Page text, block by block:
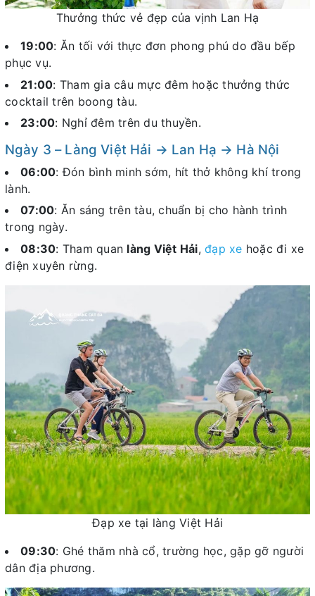
Thưởng thức vẻ đẹp của vịnh Lan Hạ
19:00: Ăn tối với thực đơn phong phú do đầu bếp
phục vụ.
21:00: Tham gia câu mực đêm hoặc thưởng thức
cocktail trên boong tàu.
23:00: Nghỉ đêm trên du thuyền.
Ngày 3 – Làng Việt Hải → Lan Hạ → Hà Nội
06:00: Đón bình minh sớm, hít thở không khí trong
lành.
07:00: Ăn sáng trên tàu, chuẩn bị cho hành trình
trong ngày.
08:30: Tham quan làng Việt Hải, đạp xe hoặc đi xe
điện xuyên rừng.
Đạp xe tại làng Việt Hải
09:30: Ghé thăm nhà cổ, trường học, gặp gỡ người
dân địa phương.